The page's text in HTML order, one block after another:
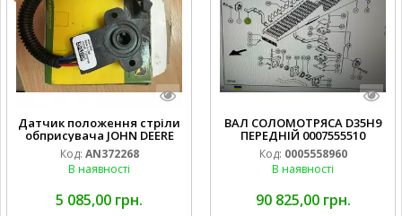
Датчик положення стріли
обприсувача JOHN DEERE
Код: AN372268
В наявності
5 085,00 грн.
ВАЛ СОЛОМОТРЯСА D35H9
ПЕРЕДНІЙ 0007555510
Код: 0005558960
В наявності
90 825,00 грн.